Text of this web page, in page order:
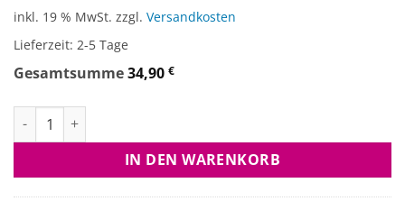
inkl. 19 % MwSt. zzgl. Versandkosten
Lieferzeit: 2-5 Tage
Gesamtsumme34,90 €
Aufkleber PKW / Faltboot Menge
IN DEN WARENKORB